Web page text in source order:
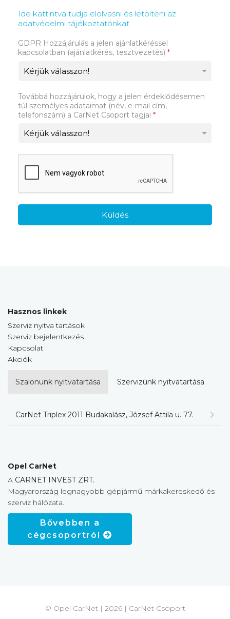
Ide kattintva tudja elolvasni és letölteni az
adatvédelmi tájékoztatónkat.
GDPR Hozzájárulás a jelen ajánlatkéréssel
kapcsolatban (ajánlatkérés, tesztvezetés) *
Továbbá hozzájárulok, hogy a jelen érdeklődésemen
túl személyes adataimat (név, e-mail cím,
telefonszám) a CarNet Csoport tagjai *
Küldés
Hasznos linkek
Szerviz nyitva tartások
Szerviz bejelentkezés
Kapcsolat
Akciók
Szalonunk nyitvatartása Szervizünk nyitvatartása
CarNet Triplex 2011 Budakalász, József Attila u. 77.
Opel CarNet
A CARNET INVEST ZRT.
Magyarország legnagyobb gépjármű márkakereskedő és
szerviz hálózata.
Bővebben a
cégcsoportról
© Opel CarNet | 2026 | CarNet Csoport